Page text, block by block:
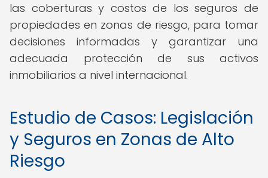
las coberturas y costos de los seguros de
propiedades en zonas de riesgo, para tomar
decisiones informadas y garantizar una
adecuada protección de sus activos
inmobiliarios a nivel internacional.
Estudio de Casos: Legislación
y Seguros en Zonas de Alto
Riesgo